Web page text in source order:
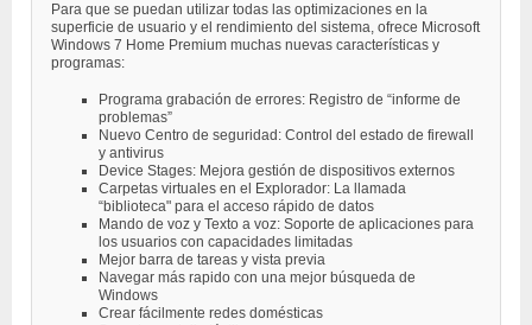
Para que se puedan utilizar todas las optimizaciones en la
superficie de usuario y el rendimiento del sistema, ofrece Microsoft
Windows 7 Home Premium muchas nuevas características y
programas:
Programa grabación de errores: Registro de “informe de
problemas”
Nuevo Centro de seguridad: Control del estado de firewall
y antivirus
Device Stages: Mejora gestión de dispositivos externos
Carpetas virtuales en el Explorador: La llamada
“biblioteca" para el acceso rápido de datos
Mando de voz y Texto a voz: Soporte de aplicaciones para
los usuarios con capacidades limitadas
Mejor barra de tareas y vista previa
Navegar más rapido con una mejor búsqueda de
Windows
Crear fácilmente redes domésticas